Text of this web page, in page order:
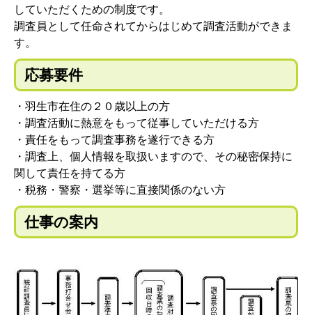
していただくための制度です。
調査員として任命されてからはじめて調査活動ができま
す。
応募要件
・羽生市在住の２０歳以上の方
・調査活動に熱意をもって従事していただける方
・責任をもって調査事務を遂行できる方
・調査上、個人情報を取扱いますので、その秘密保持に
関して責任を持てる方
・税務・警察・選挙等に直接関係のない方
仕事の案内